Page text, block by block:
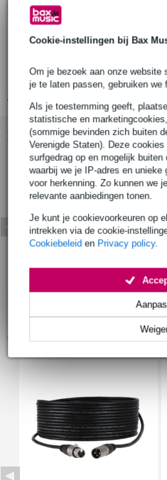
Cookie-instellingen bij Bax
Om je bezoek aan onze website
je te laten passen, gebruiken we
Als je toestemming geeft,
statistische en
(sommige bevinden zich buiten
Verenigde Staten). Deze
surfgedrag op en mogelijk
waarbij we je IP-adres en unieke
voor herkenning. Zo kunnen we
relevante aanbiedingen tonen.
Je kunt je cookievoorkeuren op
intrekken via de cookie-
Cookiebeleid en Privacy policy.
Productinformatie
draagtas voor versterker
gevoerd
Bekijk ook eens (1)